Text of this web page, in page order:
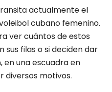
actualmente el
cubano femenino.
ver cuántos de estos
sus filas o si deciden dar
en una escuadra en
diversos motivos.